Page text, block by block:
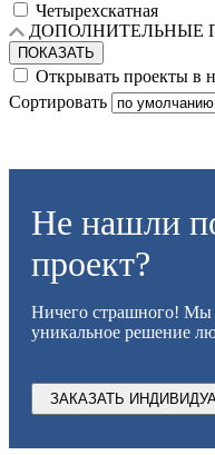
Четырехскатная
ДОПОЛНИТЕЛЬНЫЕ
ПОКАЗАТЬ
Открывать проекты в
Сортировать
Не нашли
проект?
Ничего страшного! Мы
уникальное решение
ЗАКАЗАТЬ